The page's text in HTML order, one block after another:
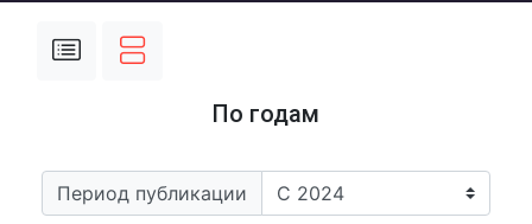
По годам
Период публикации